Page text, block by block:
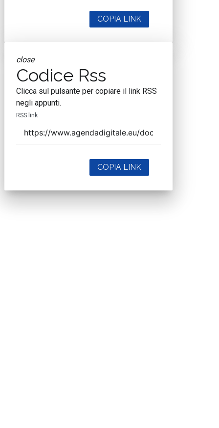
COPIA LINK
close
Codice Rss
Clicca sul pulsante per copiare il link RSS
negli appunti.
RSS link
COPIA LINK